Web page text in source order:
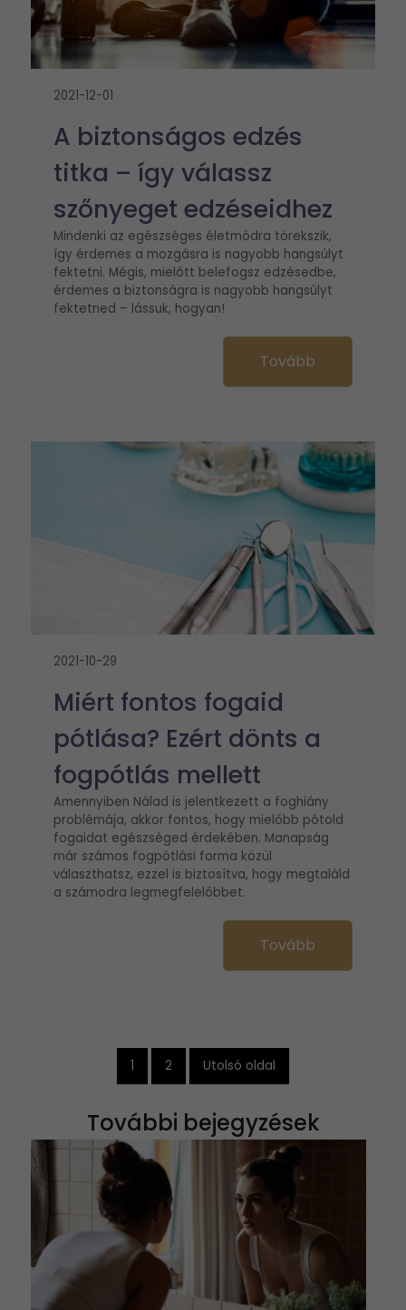
2021-12-01
A biztonságos edzés
titka – így válassz
szőnyeget edzéseidhez
Mindenki az egészséges életmódra törekszik,
így érdemes a mozgásra is nagyobb hangsúlyt
fektetni. Mégis, mielőtt belefogsz edzésedbe,
érdemes a biztonságra is nagyobb hangsúlyt
fektetned – lássuk, hogyan!
Tovább
2021-10-29
Miért fontos fogaid
pótlása? Ezért dönts a
fogpótlás mellett
Amennyiben Nálad is jelentkezett a foghiány
problémája, akkor fontos, hogy mielőbb pótold
fogaidat egészséged érdekében. Manapság
már számos fogpótlási forma közül
választhatsz, ezzel is biztosítva, hogy megtaláld
a számodra legmegfelelőbbet.
Tovább
1 2 Utolsó oldal
További bejegyzések